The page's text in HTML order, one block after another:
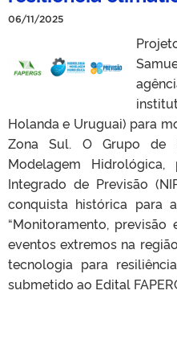
06/11/2025
Holanda e Uruguai) para
Zona Sul. O Grupo de
Modelagem
Integrado de Previsão
conquista histórica para
“Monitoramento,
eventos extremos na
tecnologia para
submetido ao Edital